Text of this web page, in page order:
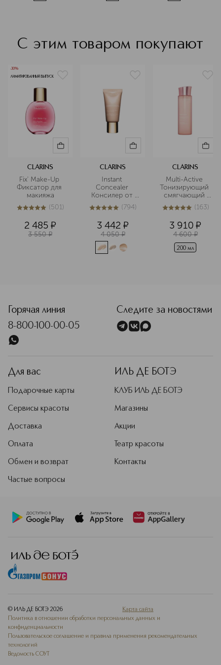
С этим товаром покупают
-30%
ЛИМИТИРОВАННЫЙ ВЫПУСК
CLARINS
Fix' Make-Up
Фиксатор для
макияжа
5из 5501 (501)
2 485 ¤
3 550 ¤
CLARINS
Instant
Concealer
Консилер от
темных кругов
моментального
5из 5794 (794)
3 442 ¤
4 050 ¤
CLARINS
Multi-Active
Тонизирующий
смягчающий
флюид
5из 5163 (163)
3 910 ¤
4 600 ¤
200 мл
Горячая линия
8-800-100-00-05
Следите за новостями
Для вас
Подарочные карты
Сервисы красоты
Доставка
Оплата
Обмен и возврат
Частые вопросы
ИЛЬ ДЕ БОТЭ
КЛУБ ИЛЬ ДЕ БОТЭ
Магазины
Акции
Театр красоты
Контакты
© ИЛЬ ДЕ БОТЭ 2026
Карта сайта
Политика в отношении обработки персональных данных и
конфиденциальности
Пользовательское соглашение и правила применения рекомендательных
технологий
Ведомость СОУТ